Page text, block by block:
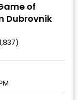
of
Dubrovnik